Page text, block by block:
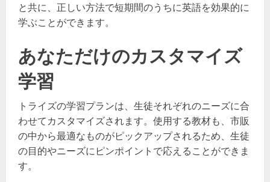
と共に、正しい方法で短期間のうちに英語を効果的に
学ぶことができます。
あなただけのカスタマイズ
学習
トライズの学習プランは、生徒それぞれのニーズに合
わせてカスタマイズされます。使用する教材も、市販
の中から最適なものがピックアップされるため、生徒
の目的やニーズにピンポイントで応えることができま
す。